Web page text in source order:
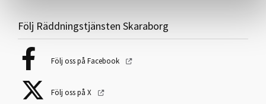
Följ Räddningstjänsten Skaraborg
Följ oss på Facebook
Följ oss på X